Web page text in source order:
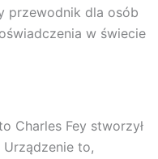
przewodnik dla osób
w świecie
Charles Fey stworzył
Urządzenie to,